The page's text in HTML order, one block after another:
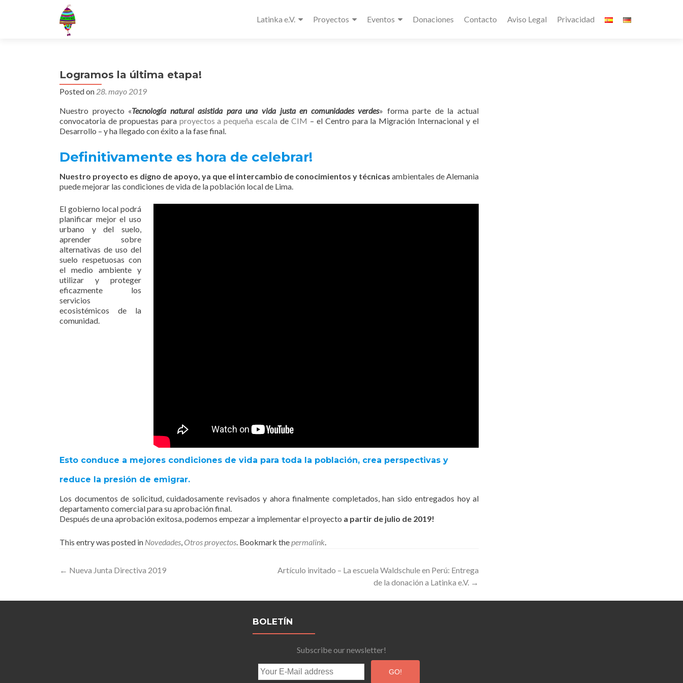
Latinka e.V. Proyectos Eventos Donaciones Contacto Aviso Legal Privacidad
Logramos la última etapa!
Posted on 28. mayo 2019
Nuestro proyecto «Tecnología natural asistida para una vida justa en comunidades verdes» forma parte de la actual
convocatoria de propuestas para proyectos a pequeña escala deCIM – el Centro para la Migración Internacional y el
Desarrollo – y ha llegado con éxito a la fase final.
Definitivamente es hora de celebrar!
Nuestro proyecto es digno de apoyo, ya que el intercambio de conocimientos y técnicas ambientales de Alemania
puede mejorar las condiciones de vida de la población local de Lima.
El gobierno local podrá
planificar mejor el uso
urbano y del suelo,
aprender sobre
alternativas de uso del
suelo respetuosas con
el medio ambiente y
utilizar y proteger
eficazmente los
servicios
ecosistémicos de la
comunidad.
Esto conduce a mejores condiciones de vida para toda la población, crea perspectivas y
reduce la presión de emigrar.
Los documentos de solicitud, cuidadosamente revisados y ahora finalmente completados, han sido entregados hoy al
departamento comercial para su aprobación final.
Después de una aprobación exitosa, podemos empezar a implementar el proyecto a partir de julio de 2019!
This entry was posted in Novedades, Otros proyectos. Bookmark thepermalink.
Post
← Nueva Junta Directiva 2019
Artículo invitado – La escuela Waldschule en Perú: Entrega
de la donación a Latinka e.V. →
BOLETÍN
Subscribe our newsletter!